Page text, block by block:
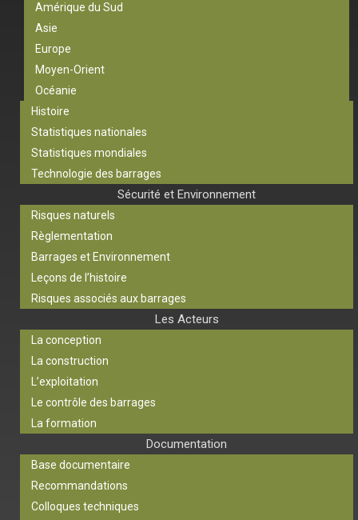
Amérique du Sud
Asie
Europe
Moyen-Orient
Océanie
Histoire
Statistiques nationales
Statistiques mondiales
Technologie des barrages
Sécurité et Environnement
Risques naturels
Règlementation
Barrages et Environnement
Leçons de l’histoire
Risques associés aux barrages
Les Acteurs
La conception
La construction
L’exploitation
Le contrôle des barrages
La formation
Documentation
Base documentaire
Recommandations
Colloques techniques